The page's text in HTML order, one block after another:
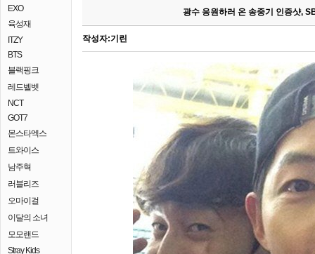
EXO
육성재
ITZY
BTS
블랙핑크
레드벨벳
NCT
GOT7
몬스타엑스
트와이스
남주혁
러블리즈
오마이걸
이달의 소녀
모모랜드
Stray Kids
광수 응원하러 온 송중기 인증샷,
작성자:기린